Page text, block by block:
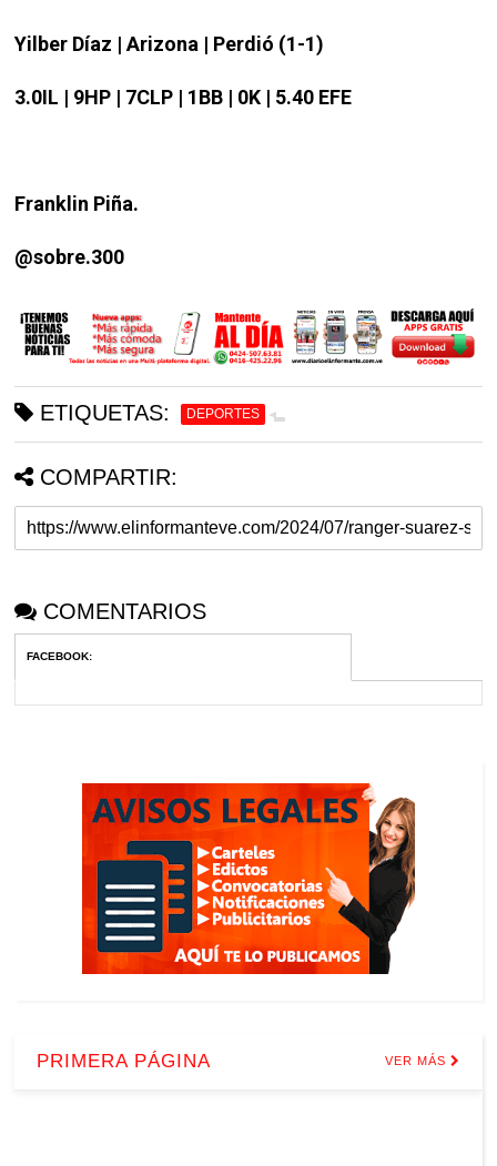
Yilber Díaz | Arizona | Perdió (1-1)
3.0IL | 9HP | 7CLP | 1BB | 0K | 5.40 EFE
Franklin Piña.
@sobre.300
ETIQUETAS: DEPORTES
COMPARTIR:
COMENTARIOS
FACEBOOK:
PRIMERA PÁGINA VER MÁS